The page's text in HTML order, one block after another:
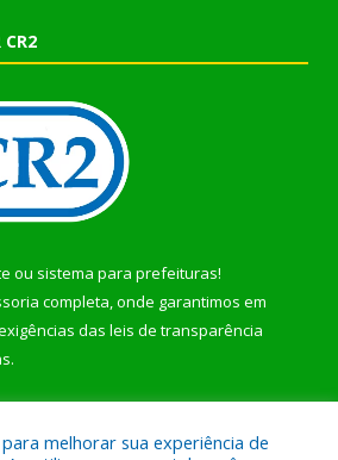
CR2
ou sistema para prefeituras!
completa, onde garantimos em
das leis de transparência
melhorar sua experiência de